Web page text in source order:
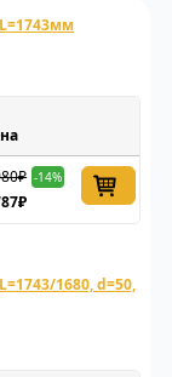
-14%
1680, d=50,